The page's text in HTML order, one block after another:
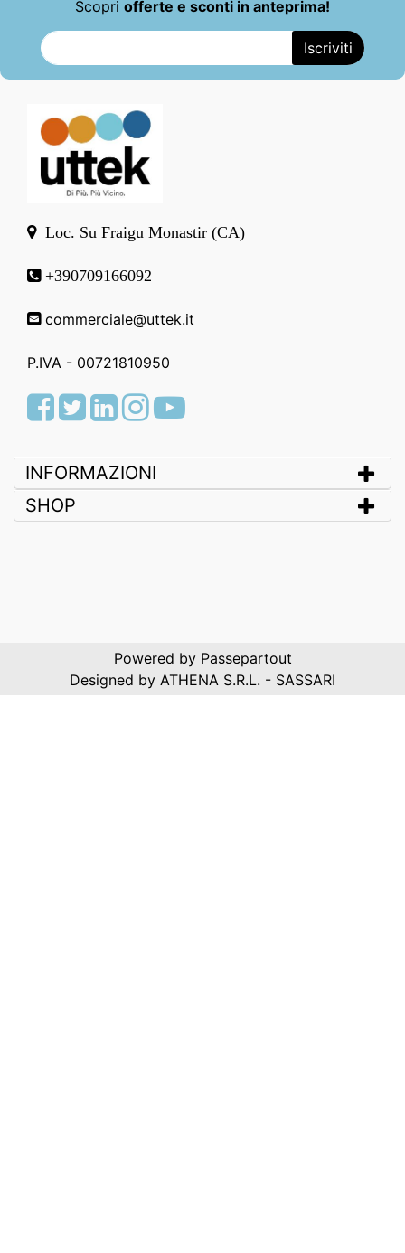
Scopri offerte e sconti in anteprima!
Loc. Su Fraigu Monastir (CA)
+390709166092
commerciale@uttek.it
P.IVA - 00721810950
Facebook
TwitterLinkedInInstagram
Youtube
INFORMAZIONI
SHOP
Powered by Passepartout
Designed by ATHENA S.R.L. - SASSARI